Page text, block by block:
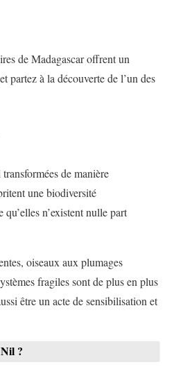
de Madagascar offrent un
partez à la découverte de l’un des
de manière
une biodiversité
n’existent nulle part
oiseaux aux plumages
fragiles sont de plus en plus
être un acte de sensibilisation et
?